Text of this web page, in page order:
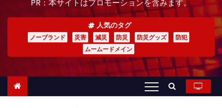
PR：本サイトはプロモーションを含みます。
人気のタグ
ノーブランド 災害 減災 防災 防災グッズ
防犯
ムームードメイン